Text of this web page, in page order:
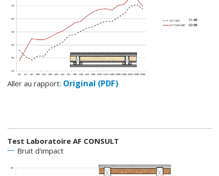
Aller au rapport: Original (PDF)
Test Laboratoire AF CONSULT
Bruit d'impact